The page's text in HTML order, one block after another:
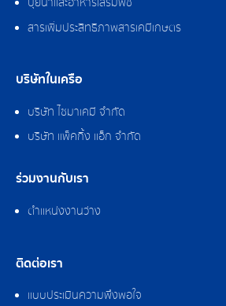
ปุ๋ยน้ำและอาหารเสริมพืช
สารเพิ่มประสิทธิภาพสารเคมีเกษตร
บริษัทในเครือ
บริษัท ไซมาเคมี จำกัด
บริษัท แพ็คกิ้ง แอ็ก จำกัด
ร่วมงานกับเรา
ตำแหน่งงานว่าง
ติดต่อเรา
แบบประเมินความพึงพอใจ